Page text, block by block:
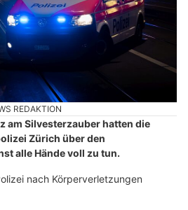
REDAKTION
am Silvesterzauber hatten die
Zürich über den
alle Hände voll zu tun.
nach Körperverletzungen